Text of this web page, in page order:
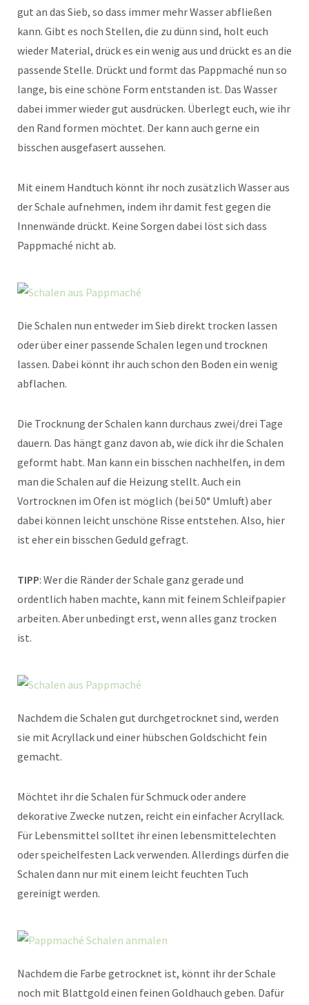
gut an das Sieb, so dass immer mehr Wasser abfließen
kann. Gibt es noch Stellen, die zu dünn sind, holt euch
wieder Material, drück es ein wenig aus und drückt es an die
passende Stelle. Drückt und formt das Pappmaché nun so
lange, bis eine schöne Form entstanden ist. Das Wasser
dabei immer wieder gut ausdrücken. Überlegt euch, wie ihr
den Rand formen möchtet. Der kann auch gerne ein
bisschen ausgefasert aussehen.
Mit einem Handtuch könnt ihr noch zusätzlich Wasser aus
der Schale aufnehmen, indem ihr damit fest gegen die
Innenwände drückt. Keine Sorgen dabei löst sich dass
Pappmaché nicht ab.
Die Schalen nun entweder im Sieb direkt trocken lassen
oder über einer passende Schalen legen und trocknen
lassen. Dabei könnt ihr auch schon den Boden ein wenig
abflachen.
Die Trocknung der Schalen kann durchaus zwei/drei Tage
dauern. Das hängt ganz davon ab, wie dick ihr die Schalen
geformt habt. Man kann ein bisschen nachhelfen, in dem
man die Schalen auf die Heizung stellt. Auch ein
Vortrocknen im Ofen ist möglich (bei 50° Umluft) aber
dabei können leicht unschöne Risse entstehen. Also, hier
ist eher ein bisschen Geduld gefragt.
TIPP: Wer die Ränder der Schale ganz gerade und
ordentlich haben machte, kann mit feinem Schleifpapier
arbeiten. Aber unbedingt erst, wenn alles ganz trocken
ist.
Nachdem die Schalen gut durchgetrocknet sind, werden
sie mit Acryllack und einer hübschen Goldschicht fein
gemacht.
Möchtet ihr die Schalen für Schmuck oder andere
dekorative Zwecke nutzen, reicht ein einfacher Acryllack.
Für Lebensmittel solltet ihr einen lebensmittelechten
oder speichelfesten Lack verwenden. Allerdings dürfen die
Schalen dann nur mit einem leicht feuchten Tuch
gereinigt werden.
Nachdem die Farbe getrocknet ist, könnt ihr der Schale
noch mit Blattgold einen feinen Goldhauch geben. Dafür